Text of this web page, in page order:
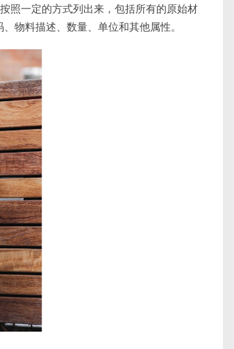
照一定的方式列出来，包括所有的原始材
物料描述、数量、单位和其他属性。